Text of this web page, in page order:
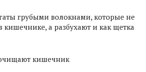
грубыми волокнами, которые не
кишечнике, а разбухают и как щетка
кишечник